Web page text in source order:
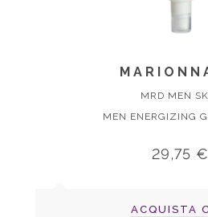
MRD MEN
MEN ENERGIZING
29,75 €
ACQUISTA